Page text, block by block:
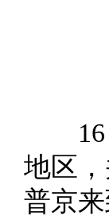
16日
地区
普京